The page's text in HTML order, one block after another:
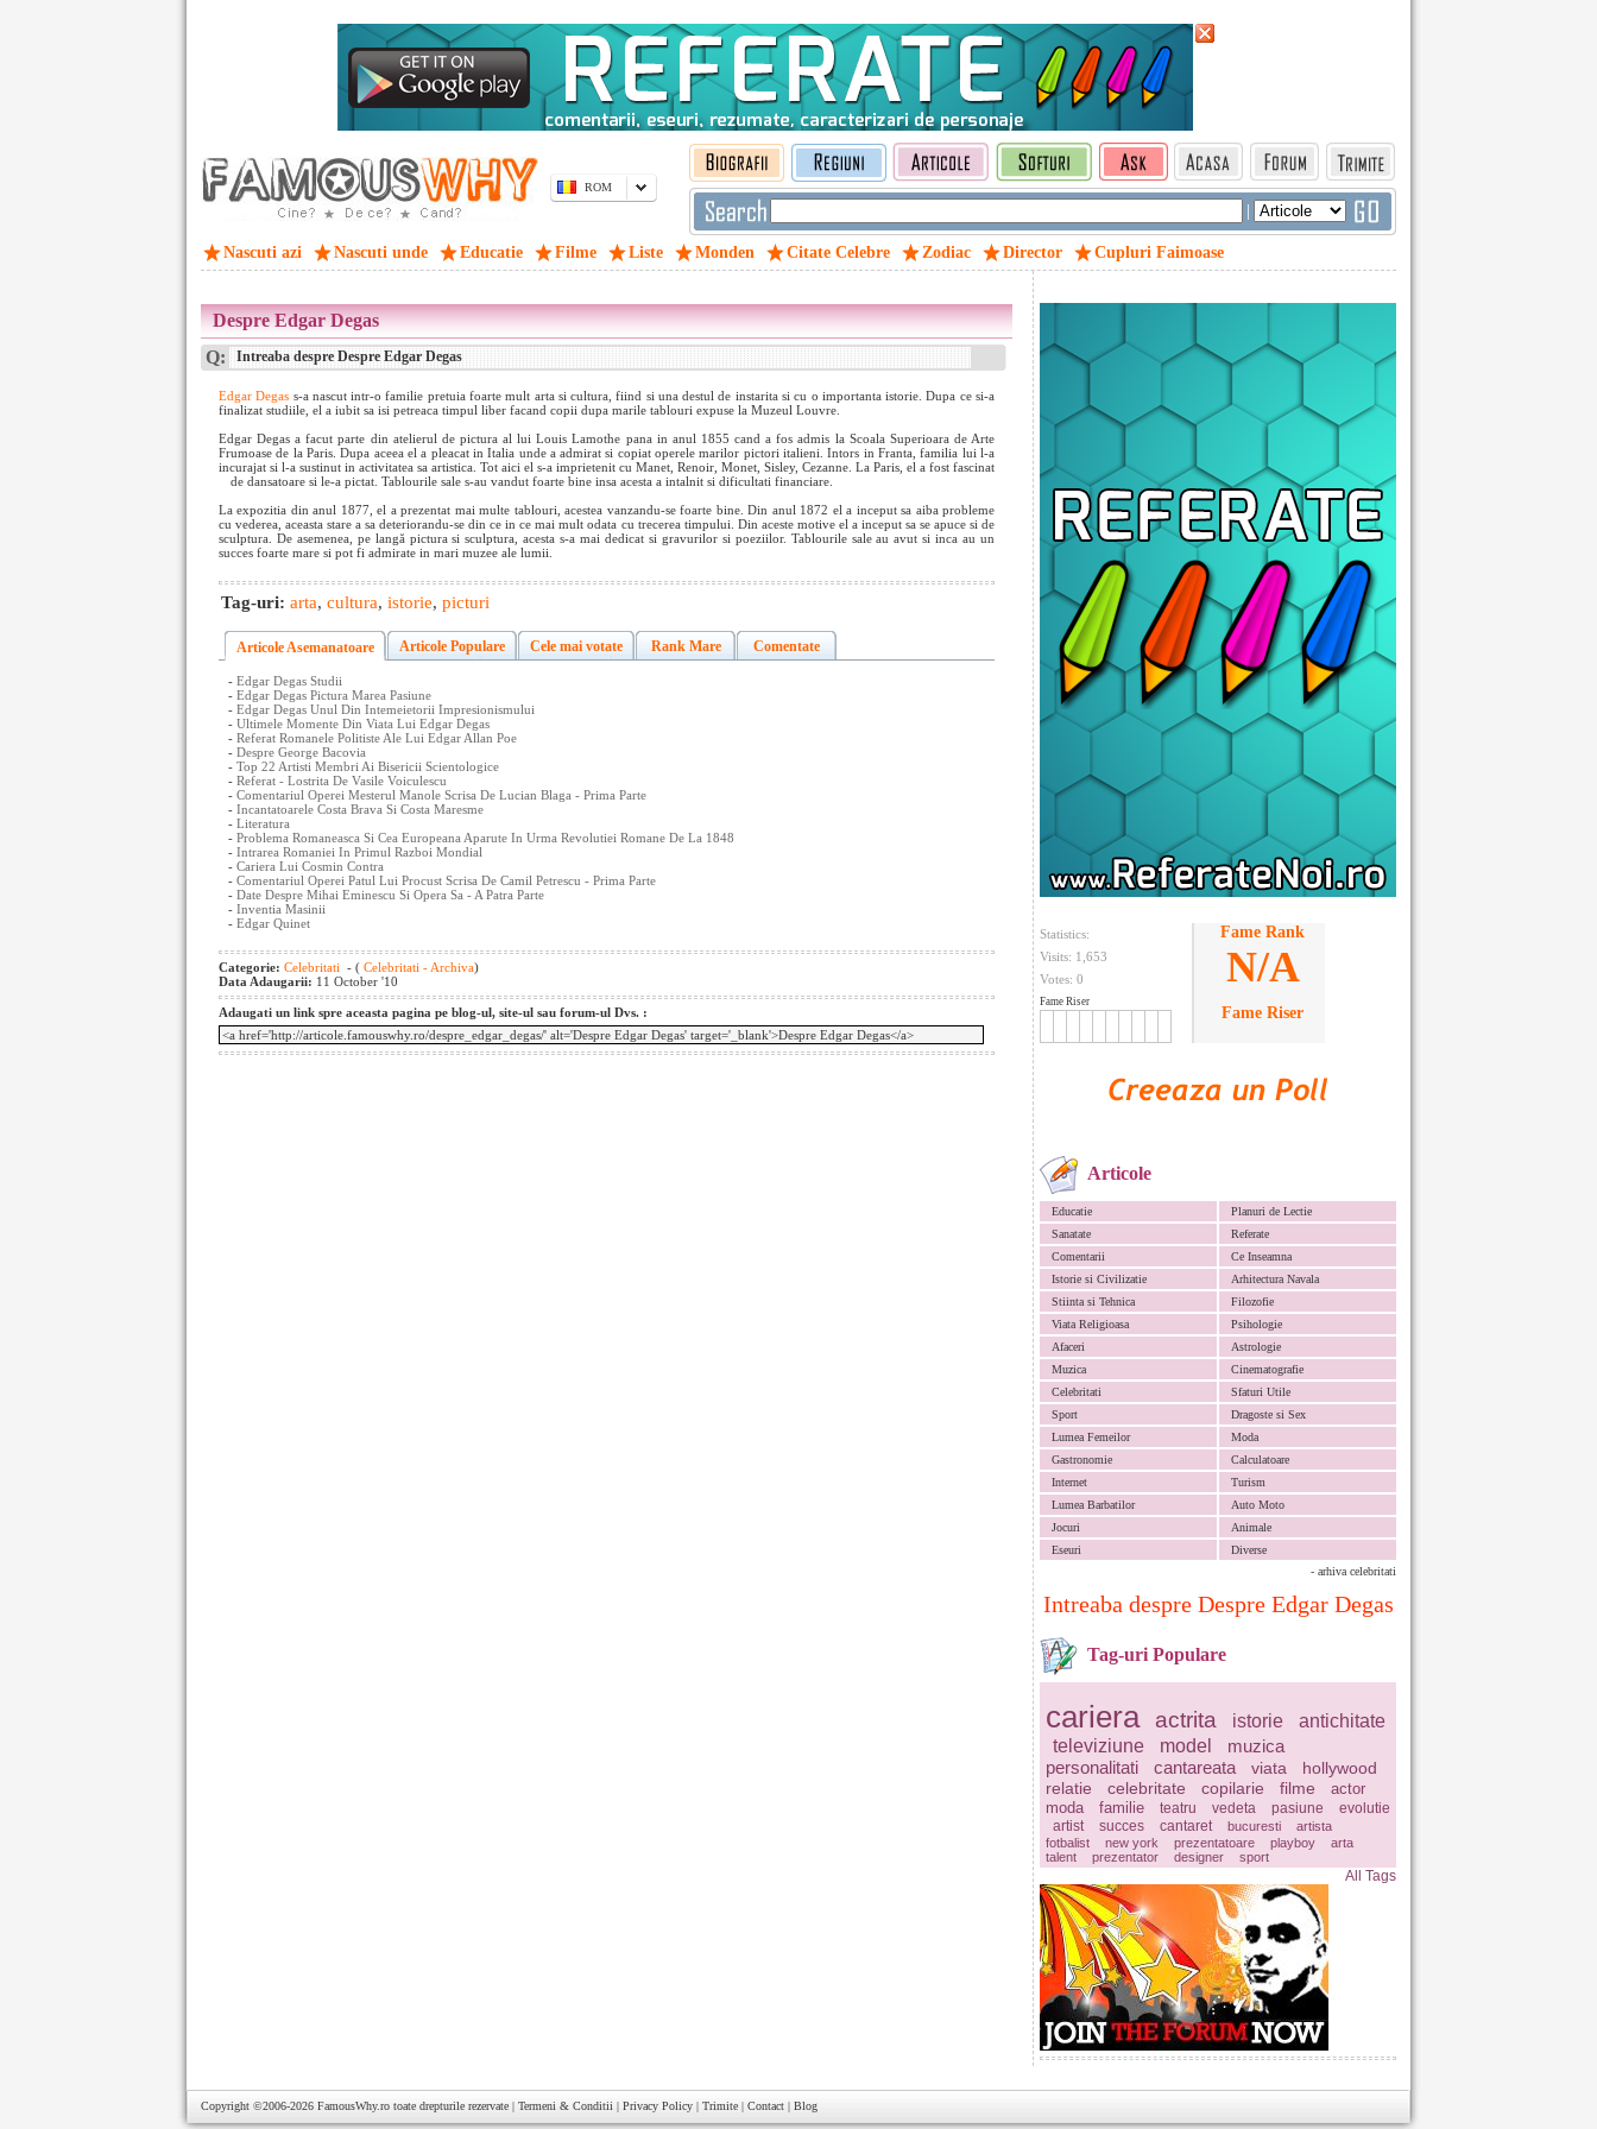
ROM
|
Nascuti azi Nascuti unde Educatie Filme Liste Monden Citate Celebre Zodiac Director Cupluri Faimoase
Statistics:
Visits: 1,653
Votes: 0
Fame Riser
Fame Rank
N/A
Fame Riser
Articole
Educatie
Planuri de Lectie
Sanatate
Referate
Comentarii
Ce Inseamna
Istorie si Civilizatie
Arhitectura Navala
Stiinta si Tehnica
Filozofie
Viata Religioasa
Psihologie
Afaceri
Astrologie
Muzica
Cinematografie
Celebritati
Sfaturi Utile
Sport
Dragoste si Sex
Lumea Femeilor
Moda
Gastronomie
Calculatoare
Internet
Turism
Lumea Barbatilor
Auto Moto
Jocuri
Animale
Eseuri
Diverse
- arhiva celebritati
Intreaba despre Despre Edgar Degas
Tag-uri Populare
cariera actrita istorie
antichitate
televiziune
model
muzica
personalitati
cantareata viata
hollywood
relatie
celebritate copilarie filme
actor
moda
familie teatru vedeta pasiune
evolutie
artist
succes cantaret bucuresti
artista
fotbalist
new york prezentatoare playboy
arta
talent
prezentator designer sport
All Tags
Despre Edgar Degas
Q: Intreaba despre Despre Edgar Degas
Edgar Degas s-a nascut intr-o familie pretuia foarte mult arta si cultura, fiind si una destul de instarita si cu o importanta istorie. Dupa ce si-a
finalizat studiile, el a iubit sa isi petreaca timpul liber facand copii dupa marile tablouri expuse la Muzeul Louvre.
Edgar Degas a facut parte din atelierul de pictura al lui Louis Lamothe pana in anul 1855 cand a fos admis la Scoala Superioara de Arte
Frumoase de la Paris. Dupa aceea el a pleacat in Italia unde a admirat si copiat operele marilor pictori italieni. Intors in Franta, familia lui l-a
incurajat si l-a sustinut in activitatea sa artistica. Tot aici el s-a imprietenit cu Manet, Renoir, Monet, Sisley, Cezanne. La Paris, el a fost fascinat
de dansatoare si le-a pictat. Tablourile sale s-au vandut foarte bine insa acesta a intalnit si dificultati financiare.
La expozitia din anul 1877, el a prezentat mai multe tablouri, acestea vanzandu-se foarte bine. Din anul 1872 el a inceput sa aiba probleme
cu vederea, aceasta stare a sa deteriorandu-se din ce in ce mai mult odata cu trecerea timpului. Din aceste motive el a inceput sa se apuce si de
sculptura. De asemenea, pe langă pictura si sculptura, acesta s-a mai dedicat si gravurilor si poeziilor. Tablourile sale au avut si inca au un
succes foarte mare si pot fi admirate in mari muzee ale lumii.
Tag-uri: arta, cultura, istorie, picturi
Articole Asemanatoare Articole Populare Cele mai votate Rank Mare Comentate
- Edgar Degas Studii
- Edgar Degas Pictura Marea Pasiune
- Edgar Degas Unul Din Intemeietorii Impresionismului
- Ultimele Momente Din Viata Lui Edgar Degas
- Referat Romanele Politiste Ale Lui Edgar Allan Poe
- Despre George Bacovia
- Top 22 Artisti Membri Ai Bisericii Scientologice
- Referat - Lostrita De Vasile Voiculescu
- Comentariul Operei Mesterul Manole Scrisa De Lucian Blaga - Prima Parte
- Incantatoarele Costa Brava Si Costa Maresme
- Literatura
- Problema Romaneasca Si Cea Europeana Aparute In Urma Revolutiei Romane De La 1848
- Intrarea Romaniei In Primul Razboi Mondial
- Cariera Lui Cosmin Contra
- Comentariul Operei Patul Lui Procust Scrisa De Camil Petrescu - Prima Parte
- Date Despre Mihai Eminescu Si Opera Sa - A Patra Parte
- Inventia Masinii
- Edgar Quinet
Categorie: Celebritati - ( Celebritati - Archiva)
Data Adaugarii: 11 October '10
Adaugati un link spre aceasta pagina pe blog-ul, site-ul sau forum-ul Dvs. :
Copyright ©2006-2026 FamousWhy.ro toate drepturile rezervate | Termeni & Conditii | Privacy Policy | Trimite | Contact | Blog